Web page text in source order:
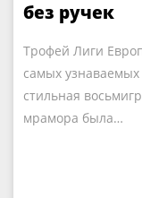
без ручек
Трофей Лиги
самых
стильная
мрамора была…